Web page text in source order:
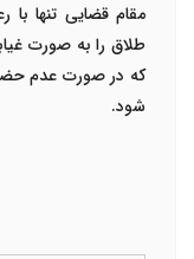
مقام قضایی تنها
طلاق را به صورت
که در صورت عدم
شود.